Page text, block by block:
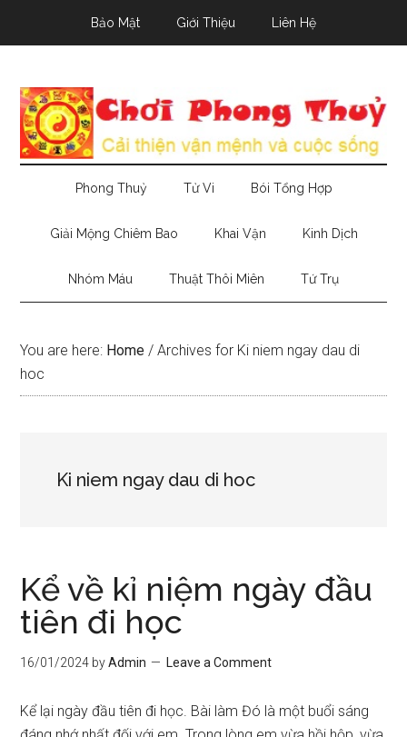
Bảo Mật Giới Thiệu Liên Hệ
Phong Thuỷ Tử Vi Bói Tổng Hợp
Giải Mộng Chiêm Bao Khai Vận Kinh Dịch
Nhóm Máu Thuật Thôi Miên Tứ Trụ
You are here: Home / Archives for Ki niem ngay dau di
hoc
Ki niem ngay dau di hoc
Kể về kỉ niệm ngày đầu
tiên đi học
16/01/2024 byAdmin Leave a Comment
Kể lại ngày đầu tiên đi học. Bài làm Đó là một buổi sáng